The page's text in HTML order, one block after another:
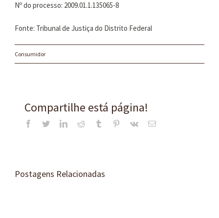
Nº do processo: 2009.01.1.135065-8
Fonte: Tribunal de Justiça do Distrito Federal
Consumidor
Compartilhe está página!
Facebook
TwitterLinkedInReddit Tumblr Pinterest
Vk
E-
Postagens Relacionadas